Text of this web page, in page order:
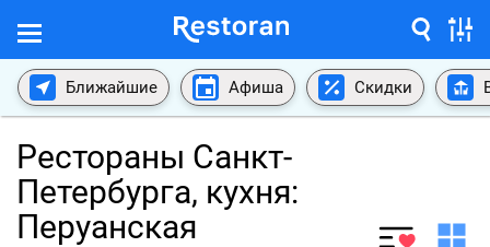
Ближайшие Афиша Скидки
Рестораны Санкт-
Петербурга, кухня:
Перуанская